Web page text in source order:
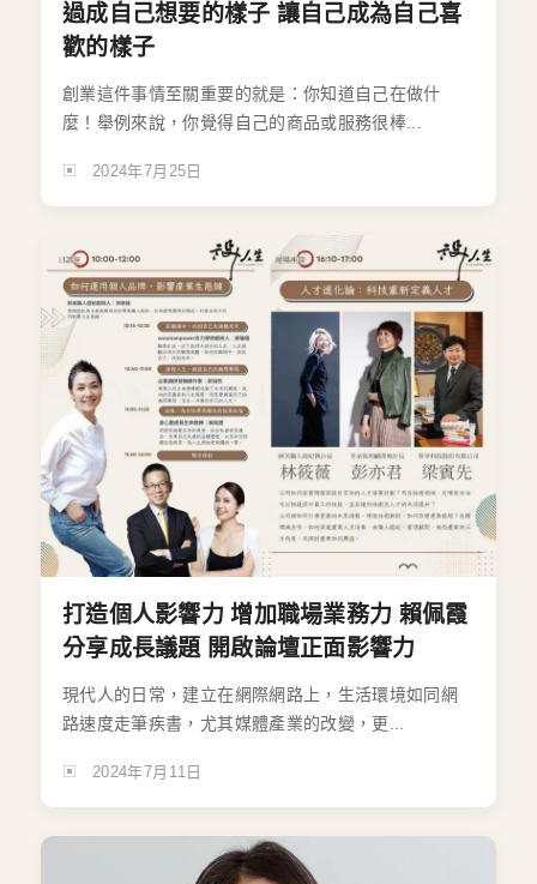
過成自己想要的樣子 讓自己成為自己喜
歡的樣子
創業這件事情至關重要的就是：你知道自己在做什
麼！舉例來說，你覺得自己的商品或服務很棒...
2024年7月25日
打造個人影響力 增加職場業務力 賴佩霞
分享成長議題 開啟論壇正面影響力
現代人的日常，建立在網際網路上，生活環境如同網
路速度走筆疾書，尤其媒體產業的改變，更...
2024年7月11日